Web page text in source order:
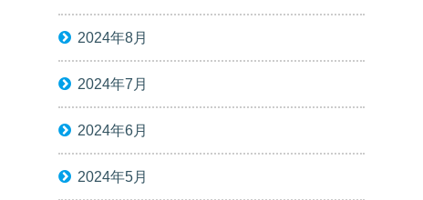
2024年8月
2024年7月
2024年6月
2024年5月